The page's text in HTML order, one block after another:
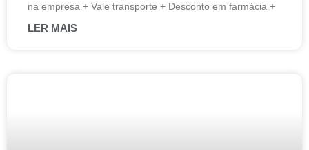
na empresa + Vale transporte + Desconto em farmácia +
LER MAIS